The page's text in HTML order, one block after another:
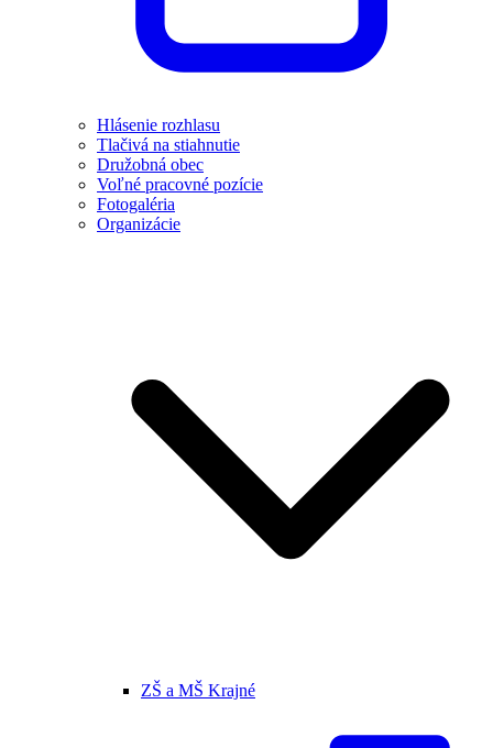
Hlásenie rozhlasu
Tlačivá na stiahnutie
Družobná obec
Voľné pracovné pozície
Fotogaléria
Organizácie
ZŠ a MŠ Krajné